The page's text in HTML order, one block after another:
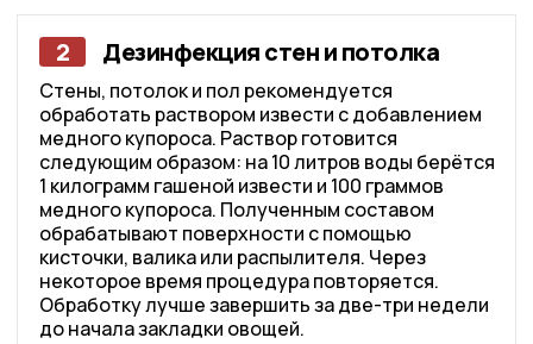
2 Дезинфекция стен и потолка
Стены, потолок и пол рекомендуется
обработать раствором извести с добавлением
медного купороса. Раствор готовится
следующим образом: на 10 литров воды берётся
1 килограмм гашеной извести и 100 граммов
медного купороса. Полученным составом
обрабатывают поверхности с помощью
кисточки, валика или распылителя. Через
некоторое время процедура повторяется.
Обработку лучше завершить за две-три недели
до начала закладки овощей.